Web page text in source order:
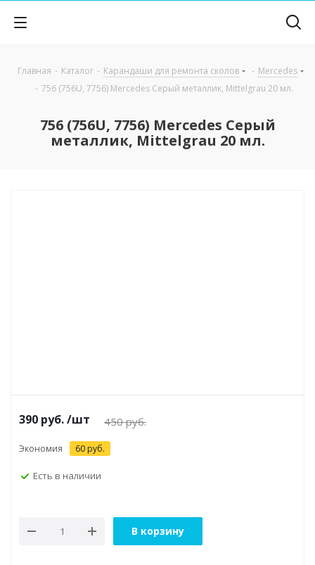
Главная - Каталог - Карандаши для ремонта сколов - Mercedes
- 756 (756U, 7756) Mercedes Серый металлик, Mittelgrau 20 мл.
756 (756U, 7756) Mercedes Серый
металлик, Mittelgrau 20 мл.
390 руб./шт 450руб.
Экономия 60 руб.
Есть в наличии
В корзину